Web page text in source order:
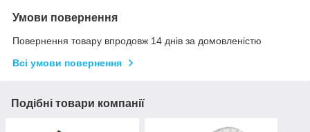
Умови повернення
Повернення товару впродовж 14 днів за домовленістю
Всі умови повернення
Подібні товари компанії